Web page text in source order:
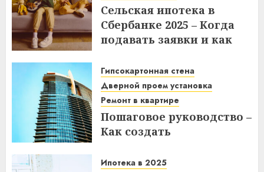
Сельская ипотека в
Сбербанке 2025 – Когда
подавать заявки и как
03.12.2025
Гипсокартонная стена
Дверной проем установка
Ремонт в квартире
Пошаговое руководство –
Как создать
дверным проемом в
Ипотека в 2025